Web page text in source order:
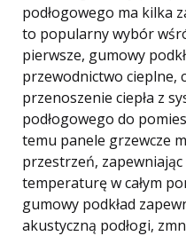
podłogowego ma kilka
to popularny wybór
pierwsze, gumowy
przewodnictwo cieplne,
przenoszenie ciepła z
podłogowego do
temu panele grzewcze
przestrzeń,
temperaturę w całym
gumowy podkład
akustyczną podłogi,